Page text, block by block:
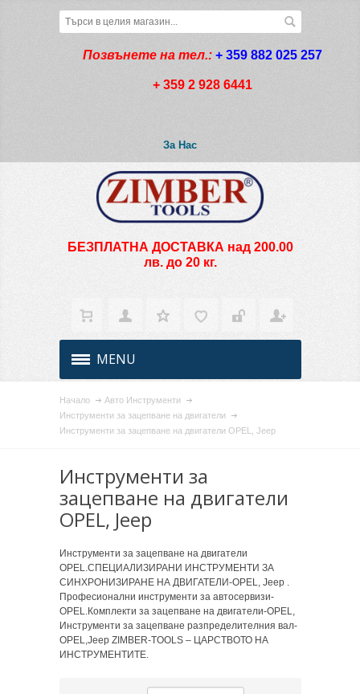
Позвънете на тел.: + 359 882 025 257
+ 359 2 928 6441
За Нас
БЕЗПЛАТНА ДОСТАВКА над 200.00
лв. до 20 кг.
MENU
Начало
Авто Инструменти
Инструменти за зацепване на двигатели
Инструменти за зацепване на двигатели OPEL, Jeep
Инструменти за
зацепване на двигатели
OPEL, Jeep
Инструменти за зацепване на двигатели
OPEL.СПЕЦИАЛИЗИРАНИ ИНСТРУМЕНТИ ЗА
СИНХРОНИЗИРАНЕ НА ДВИГАТЕЛИ-OPEL, Jeep .
Професионални инструменти за автосервизи-
OPEL.Комплекти за зацепване на двигатели-OPEL,
Инструменти за зацепване разпределителния вал-
OPEL,Jeep ZIMBER-TOOLS – ЦАРСТВОТО НА
ИНСТРУМЕНТИТЕ.